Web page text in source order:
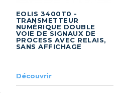
EOLIS 3400T0 -
TRANSMETTEUR
NUMÉRIQUE DOUBLE
VOIE DE SIGNAUX DE
PROCESS AVEC RELAIS,
SANS AFFICHAGE
Découvrir